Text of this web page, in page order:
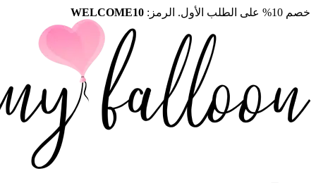
خصم 10% على الطلب الأول. الرمز: WELCOME10